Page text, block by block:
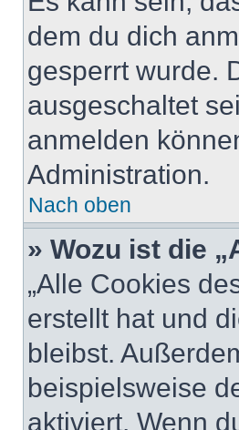
dem du dich
gesperrt wurde.
ausgeschaltet
anmelden
Administration.
Nach oben
» Wozu ist die
„Alle Cookies
erstellt hat und
bleibst.
beispielsweise
aktiviert. Wenn